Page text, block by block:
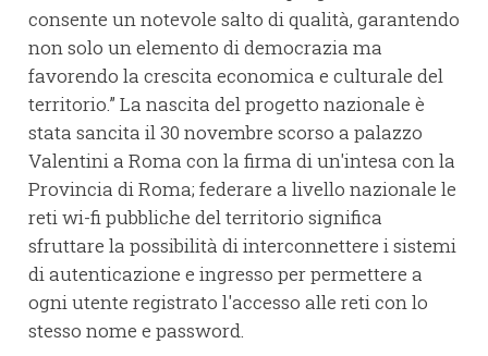
consente un notevole salto di qualità, garantendo
non solo un elemento di democrazia ma
favorendo la crescita economica e culturale del
territorio.” La nascita del progetto nazionale è
stata sancita il 30 novembre scorso a palazzo
Valentini a Roma con la firma di un'intesa con la
Provincia di Roma; federare a livello nazionale le
reti wi-fi pubbliche del territorio significa
sfruttare la possibilità di interconnettere i sistemi
di autenticazione e ingresso per permettere a
ogni utente registrato l'accesso alle reti con lo
stesso nome e password.